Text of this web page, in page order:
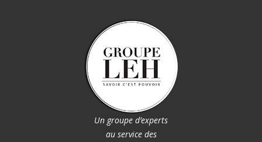
Un groupe d’experts
au service des